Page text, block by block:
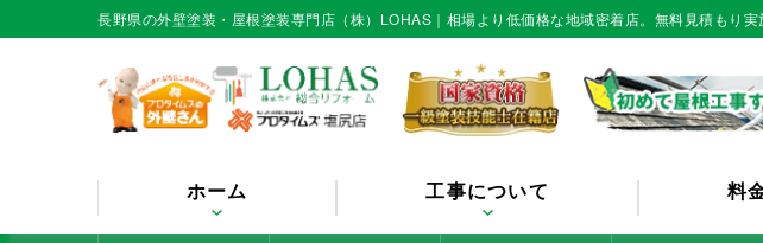
長野県の外壁塗装・屋根塗装専門店（株）LOHAS｜相場より低価格な地域密着店。無料見積もり
ホーム 工事について 料